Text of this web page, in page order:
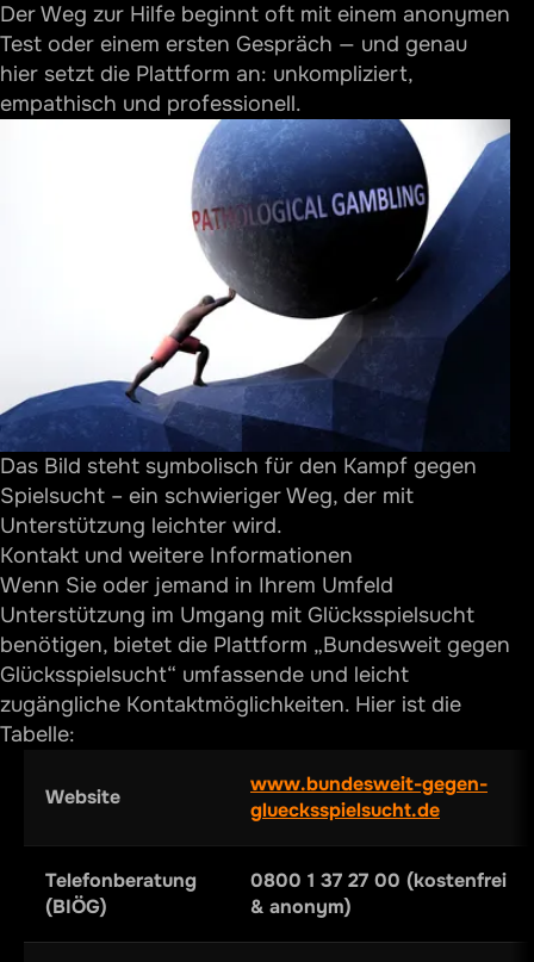
Der Weg zur Hilfe beginnt oft mit einem anonymen
Test oder einem ersten Gespräch — und genau
hier setzt die Plattform an: unkompliziert,
empathisch und professionell.
Das Bild steht symbolisch für den Kampf gegen
Spielsucht – ein schwieriger Weg, der mit
Unterstützung leichter wird.
Kontakt und weitere Informationen
Wenn Sie oder jemand in Ihrem Umfeld
Unterstützung im Umgang mit Glücksspielsucht
benötigen, bietet die Plattform „Bundesweit gegen
Glücksspielsucht“ umfassende und leicht
zugängliche Kontaktmöglichkeiten. Hier ist die
Tabelle:
Website
www.bundesweit-gegen-
gluecksspielsucht.de
Telefonberatung
(BIÖG)
0800 1 37 27 00 (kostenfrei
& anonym)